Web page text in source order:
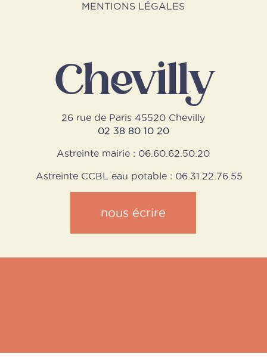
MENTIONS LÉGALES
Chevilly
26 rue de Paris 45520 Chevilly
02 38 80 10 20
Astreinte mairie : 06.60.62.50.20
Astreinte CCBL eau potable : 06.31.22.76.55
nous écrire